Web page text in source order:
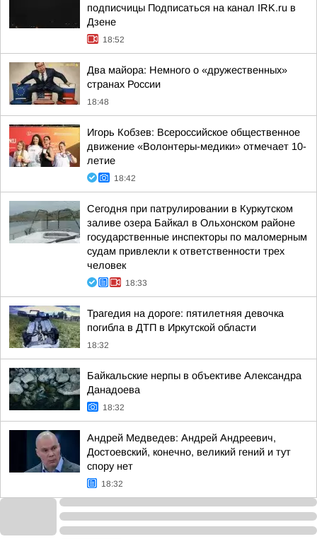
подписчицы Подписаться на канал IRK.ru в
Дзене
18:52
Два майора: Немного о «дружественных»
странах России
18:48
Игорь Кобзев: Всероссийское общественное
движение «Волонтеры-медики» отмечает 10-
летие
18:42
Сегодня при патрулировании в Куркутском
заливе озера Байкал в Ольхонском районе
государственные инспекторы по маломерным
судам привлекли к ответственности трех
человек
18:33
Трагедия на дороге: пятилетняя девочка
погибла в ДТП в Иркутской области
18:32
Байкальские нерпы в объективе Александра
Данадоева
18:32
Андрей Медведев: Андрей Андреевич,
Достоевский, конечно, великий гений и тут
спору нет
18:32